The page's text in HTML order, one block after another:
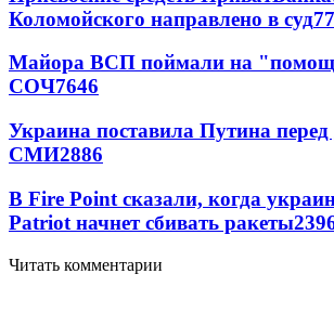
Коломойского направлено в суд
Майора ВСП поймали на
СОЧ7646
Украина поставила Путина
СМИ2886
В Fire Point сказали, когда
Patriot начнет сбивать ракеты
Читать комментарии